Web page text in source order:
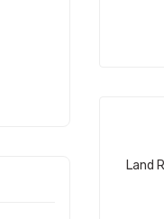
Land